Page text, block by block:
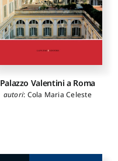
Palazzo Valentini a Roma
autori: Cola Maria Celeste